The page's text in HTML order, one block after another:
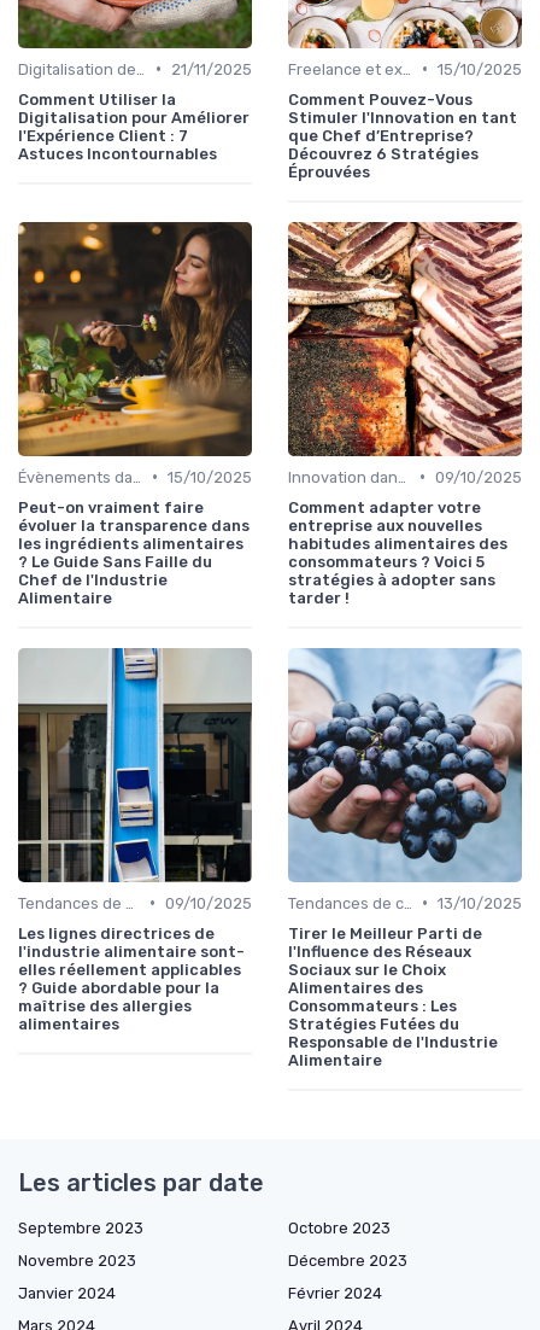
•
21/11/2025
Comment Utiliser la
Digitalisation pour Améliorer
l'Expérience Client : 7
Astuces Incontournables
• 15/10/2025
Comment Pouvez-Vous
Stimuler l'Innovation en tant
que Chef d’Entreprise?
Découvrez 6 Stratégies
Éprouvées
• 15/10/2025
Peut-on vraiment faire
évoluer la transparence dans
les ingrédients alimentaires
? Le Guide Sans Faille du
Chef de l'Industrie
Alimentaire
• 09/10/2025
Comment adapter votre
entreprise aux nouvelles
habitudes alimentaires des
consommateurs ? Voici 5
stratégies à adopter sans
tarder !
• 09/10/2025
Les lignes directrices de
l'industrie alimentaire sont-
elles réellement applicables
? Guide abordable pour la
maîtrise des allergies
alimentaires
• 13/10/2025
Tirer le Meilleur Parti de
l'Influence des Réseaux
Sociaux sur le Choix
Alimentaires des
Consommateurs : Les
Stratégies Futées du
Responsable de l'Industrie
Alimentaire
Les articles par date
Septembre 2023
Octobre 2023
Novembre 2023
Décembre 2023
Janvier 2024
Février 2024
Mars 2024
Avril 2024